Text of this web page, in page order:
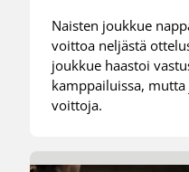
Naisten joukkue
voittoa neljästä
joukkue haastoi
kamppailuissa,
voittoja.